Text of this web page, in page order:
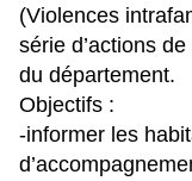
(Violences
série d’actions
du département.
Objectifs :
-informer les